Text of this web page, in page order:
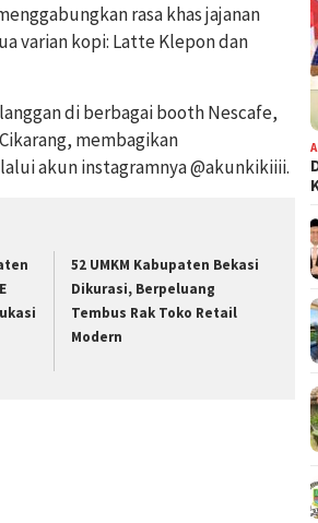
rasa khas jajanan
varian kopi: Latte Klepon dan
di berbagai booth Nescafe,
membagikan
akun instagramnya @akunkikiiii.
52 UMKM Kabupaten Bekasi
Dikurasi, Berpeluang
Tembus Rak Toko Retail
Modern